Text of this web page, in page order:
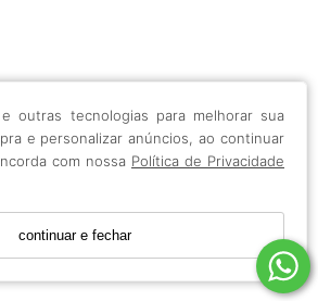
outras tecnologias para melhorar sua
e personalizar anúncios, ao continuar
com nossa Política de Privacidade
continuar e fechar